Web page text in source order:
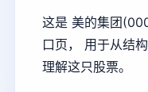
这是 美的集团
口页， 用于从结
理解这只股票。